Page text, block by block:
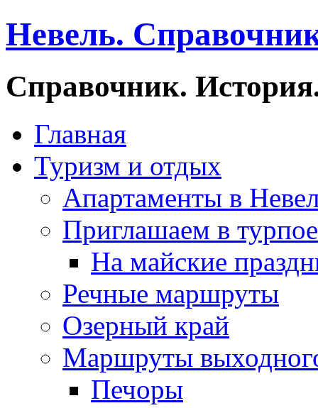
Невель.
Справочник.
Главная
Туризм и отдых
Апартаменты в
Приглашаем в
На майские
Речные маршруты
Озерный край
Маршруты
Печоры